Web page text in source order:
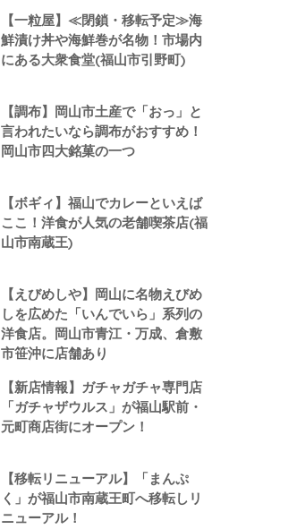
【一粒屋】≪閉鎖・移転予定≫海
鮮漬け丼や海鮮巻が名物！市場内
にある大衆食堂(福山市引野町)
【調布】岡山市土産で「おっ」と
言われたいなら調布がおすすめ！
岡山市四大銘菓の一つ
【ボギィ】福山でカレーといえば
ここ！洋食が人気の老舗喫茶店(福
山市南蔵王)
【えびめしや】岡山に名物えびめ
しを広めた「いんでいら」系列の
洋食店。岡山市青江・万成、倉敷
市笹沖に店舗あり
【新店情報】ガチャガチャ専門店
「ガチャザウルス」が福山駅前・
元町商店街にオープン！
【移転リニューアル】「まんぷ
く」が福山市南蔵王町へ移転しリ
ニューアル！